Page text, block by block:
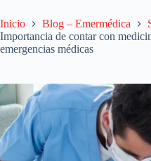
Inicio Blog – Emermédica
Importancia de contar con
emergencias médicas